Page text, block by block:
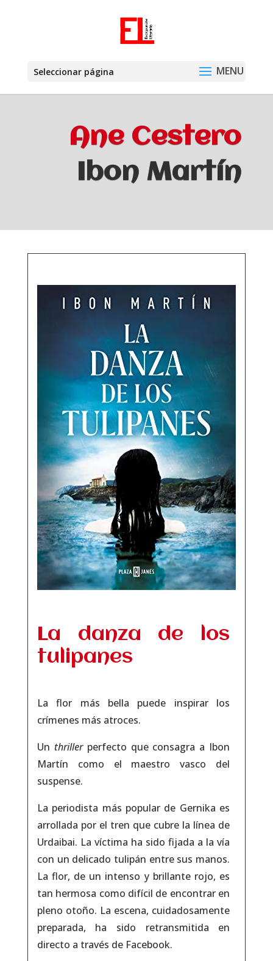
Seleccionar página
Ane Cestero
Ibon Martín
La danza de los
tulipanes
La flor más bella puede inspirar los
crímenes más atroces.
Un thriller perfecto que consagra a Ibon
Martín como el maestro vasco del
suspense.
La periodista más popular de Gernika es
arrollada por el tren que cubre la línea de
Urdaibai. La víctima ha sido fijada a la vía
con un delicado tulipán entre sus manos.
La flor, de un intenso y brillante rojo, es
tan hermosa como difícil de encontrar en
pleno otoño. La escena, cuidadosamente
preparada, ha sido retransmitida en
directo a través de Facebook.